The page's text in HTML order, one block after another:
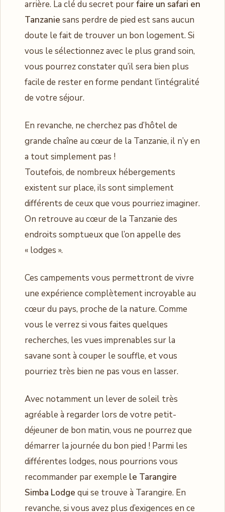
arrière. La clé du secret pourfaire un safari en
Tanzanie sans perdre de pied est sans aucun
doute le fait de trouver un bon logement. Si
vous le sélectionnez avec le plus grand soin,
vous pourrez constater qu’il sera bien plus
facile de rester en forme pendant l’intégralité
de votre séjour.
En revanche, ne cherchez pas d’hôtel de
grande chaîne au cœur de la Tanzanie, il n’y en
a tout simplement pas !
Toutefois, de nombreux hébergements
existent sur place, ils sont simplement
différents de ceux que vous pourriez imaginer.
On retrouve au cœur de la Tanzanie des
endroits somptueux que l’on appelle des
« lodges ».
Ces campements vous permettront de vivre
une expérience complètement incroyable au
cœur du pays, proche de la nature. Comme
vous le verrez si vous faites quelques
recherches, les vues imprenables sur la
savane sont à couper le souffle, et vous
pourriez très bien ne pas vous en lasser.
Avec notamment un lever de soleil très
agréable à regarder lors de votre petit-
déjeuner de bon matin, vous ne pourrez que
démarrer la journée du bon pied ! Parmi les
différentes lodges, nous pourrions vous
recommander par exemple le Tarangire
Simba Lodge qui se trouve à Tarangire. En
revanche, si vous avez plus d’exigences en ce